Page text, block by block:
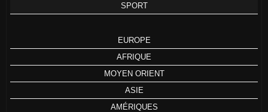
SPORT
EUROPE
AFRIQUE
MOYEN ORIENT
ASIE
AMÉRIQUES